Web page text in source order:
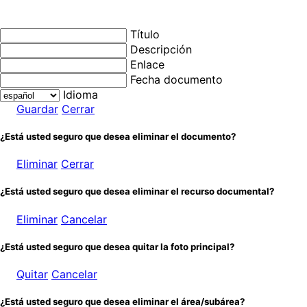
Título
Descripción
Enlace
Fecha documento
Idioma
Guardar Cerrar
¿Está usted seguro que desea eliminar el documento?
Eliminar Cerrar
¿Está usted seguro que desea eliminar el recurso documental?
Eliminar Cancelar
¿Está usted seguro que desea quitar la foto principal?
Quitar Cancelar
¿Está usted seguro que desea eliminar el área/subárea?